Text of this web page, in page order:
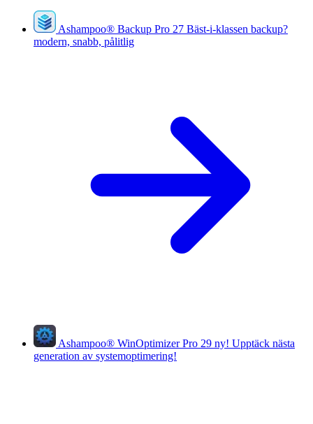
Ashampoo® Backup Pro 27 Bäst-i-klassen backup?
modern, snabb, pålitlig
Ashampoo® WinOptimizer Pro 29 ny! Upptäck nästa
generation av systemoptimering!